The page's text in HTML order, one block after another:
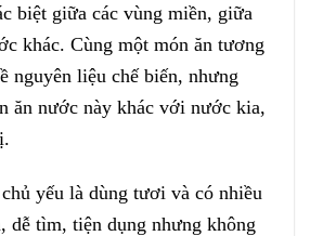
biệt giữa các vùng miền, giữa
khác. Cùng một món ăn tương
nguyên liệu chế biến, nhưng
ăn nước này khác với nước kia,
yếu là dùng tươi và có nhiều
dễ tìm, tiện dụng nhưng không